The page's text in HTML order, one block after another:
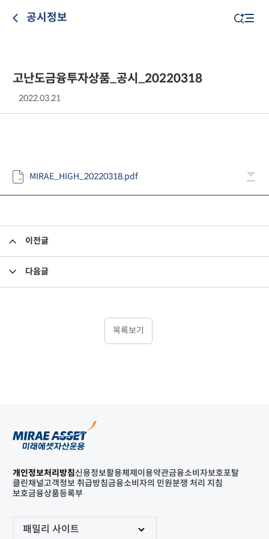
공시정보
고난도금융투자상품_공시_20220318
2022.03.21
MIRAE_HIGH_20220318.pdf
이전글
다음글
목록보기
개인정보처리방침신용정보활용체제 이용약관금융소비자보호포탈
클린채널고객정보 취급방침금융소비자의 민원분쟁 처리 지침
보호금융상품등록부
패밀리 사이트